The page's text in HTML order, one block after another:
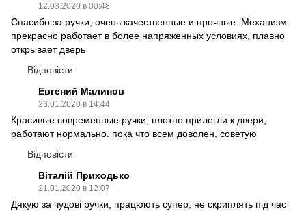
12.03.2020 в 00:48
Спасибо за ручки, очень качественные и прочные. Механизм
прекрасно работает в более напряженных условиях, плавно
открывает дверь
Відповісти
Евгений Малинов
23.01.2020 в 14:44
Красивые современные ручки, плотно прилегли к двери,
работают нормально. пока что всем доволен, советую
Відповісти
Віталій Приходько
21.01.2020 в 12:07
Дякую за чудові ручки, працюють супер, не скриплять під час